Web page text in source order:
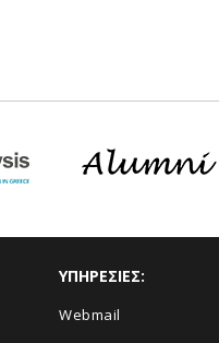
ΥΠΗΡΕΣΙΕΣ:
Webmail